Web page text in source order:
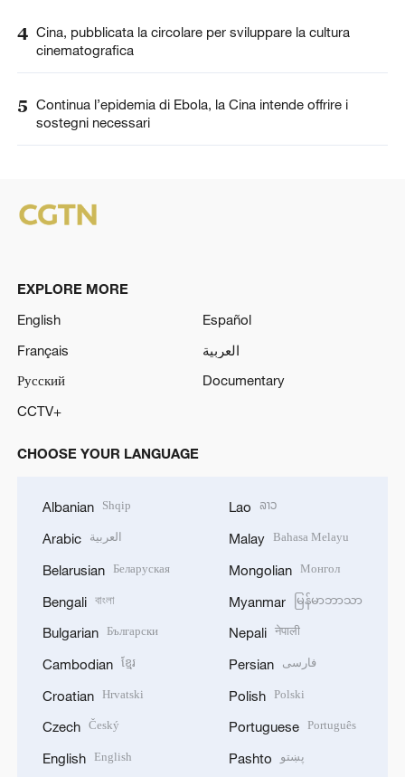
4 Cina, pubblicata la circolare per sviluppare la cultura
cinematografica
5 Continua l’epidemia di Ebola, la Cina intende offrire i
sostegni necessari
EXPLORE MORE
English
Español
Français
العربية
Русский
Documentary
CCTV+
CHOOSE YOUR LANGUAGE
Albanian Shqip
Arabic العربية
Belarusian Беларуская
Bengali বাংলা
Bulgarian Български
Cambodian ខ្មែរ
Croatian Hrvatski
Czech Český
English English
Lao ລາວ
Malay Bahasa Melayu
Mongolian Монгол
Myanmar မြန်မာဘာသာ
Nepali नेपाली
Persian فارسی
Polish Polski
Portuguese Português
Pashto پښتو